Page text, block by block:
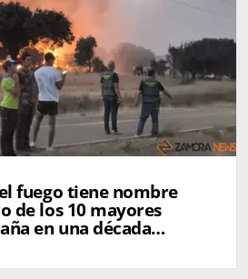
fuego tiene nombre
de los 10 mayores
en una década